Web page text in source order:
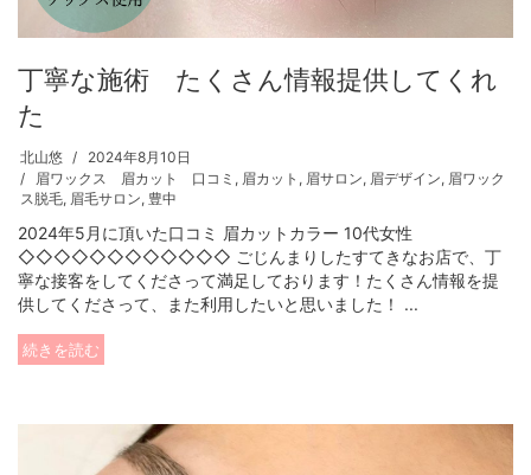
丁寧な施術 たくさん情報提供してくれ
た
北山悠
2024年8月10日
眉ワックス 眉カット 口コミ , 眉カット , 眉サロン, 眉デザイン, 眉ワック
ス脱毛, 眉毛サロン, 豊中
2024年5月に頂いた口コミ 眉カットカラー 10代女性
◇◇◇◇◇◇◇◇◇◇◇◇ ごじんまりしたすてきなお店で、丁
寧な接客をしてくださって満足しております！たくさん情報を提
供してくださって、また利用したいと思いました！ ...
続きを読む